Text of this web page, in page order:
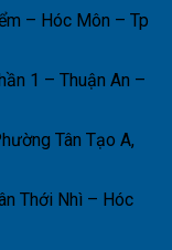
– Hóc Môn – Tp
1 – Thuận An –
Tân Tạo A,
Thới Nhì – Hóc